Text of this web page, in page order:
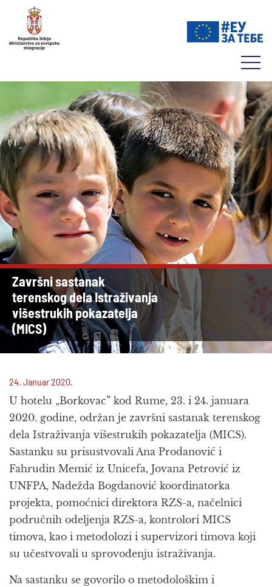
Završni sastanak
terenskog dela Istraživanja
višestrukih pokazatelja
(MICS)
24. Januar 2020.
U hotelu „Borkovac” kod Rume, 23. i 24. januara
2020. godine, održan je završni sastanak terenskog
dela Istraživanja višestrukih pokazatelja (MICS).
Sastanku su prisustvovali Ana Prodanović i
Fahrudin Memić iz Unicefa, Jovana Petrović iz
UNFPA, Nadežda Bogdanović koordinatorka
projekta, pomoćnici direktora RZS-a, načelnici
područnih odeljenja RZS-a, kontrolori MICS
timova, kao i metodolozi i supervizori timova koji
su učestvovali u sprovođenju istraživanja.
Na sastanku se govorilo o metodološkim i